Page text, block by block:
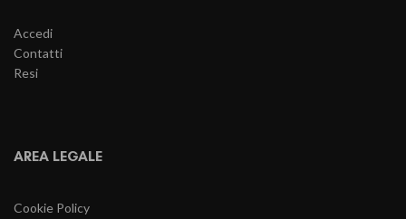
Accedi
Contatti
Resi
AREA LEGALE
Cookie Policy